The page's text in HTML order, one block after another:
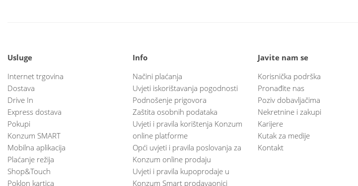
Usluge
Internet trgovina
Dostava
Drive In
Express dostava
Pokupi
Konzum SMART
Mobilna aplikacija
Plaćanje režija
Shop&Touch
Poklon kartica
Info
Načini plaćanja
Uvjeti iskorištavanja pogodnosti
Podnošenje prigovora
Zaštita osobnih podataka
Uvjeti i pravila korištenja Konzum
online platforme
Opći uvjeti i pravila poslovanja za
Konzum online prodaju
Uvjeti i pravila kupoprodaje u
Konzum Smart prodavaonici
Javite nam se
Korisnička podrška
Pronađite nas
Poziv dobavljačima
Nekretnine i zakupi
Karijere
Kutak za medije
Kontakt